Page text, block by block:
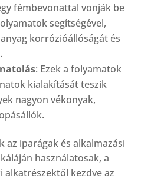
fémbevonattal vonják be
segítségével,
korrózióállóságát és
: Ezek a folyamatok
kialakítását teszik
nagyon vékonyak,
az iparágak és alkalmazási
használatosak, a
alkatrészektől kezdve az